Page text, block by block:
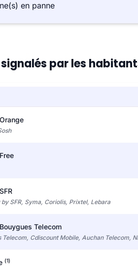
en panne
par les
by SFR, Syma, Coriolis, Prixtel, Lebara
Telecom
Telecom, Cdiscount Mobile, Auchan Telecom,
(1)